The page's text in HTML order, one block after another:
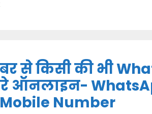
से किसी की भी
ऑनलाइन-
Number